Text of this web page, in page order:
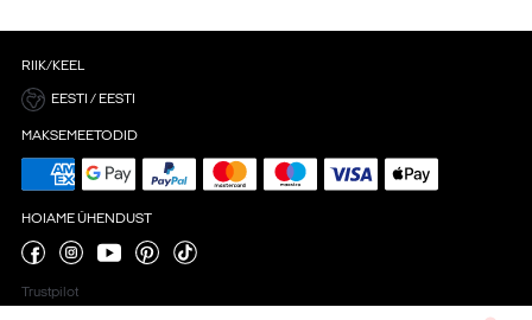
RIIK/KEEL
EESTI / EESTI
MAKSEMEETODID
HOIAME ÜHENDUST
Trustpilot